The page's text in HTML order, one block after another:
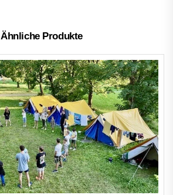
Ähnliche Produkte